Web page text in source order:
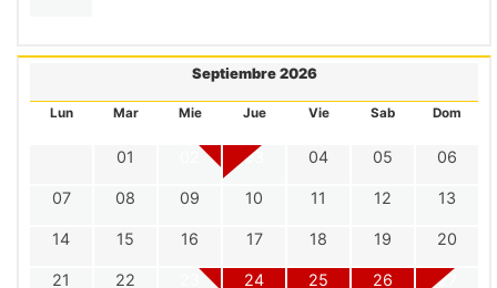
Septiembre 2026
Lun Mar Mie Jue Vie Sab Dom
01 03 04 05 06
07 08 09 10 11 12 13
14 15 16 17 18 19 20
21 22 24 25 26 27